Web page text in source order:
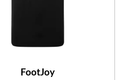
FootJoy